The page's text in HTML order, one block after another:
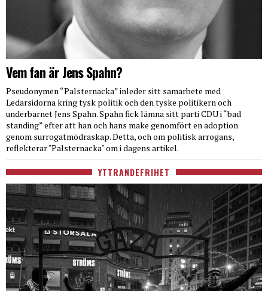
Vem fan är Jens Spahn?
Pseudonymen “Palsternacka” inleder sitt samarbete med
Ledarsidorna kring tysk politik och den tyske politikern och
underbarnet Jens Spahn. Spahn fick lämna sitt parti CDU i “bad
standing” efter att han och hans make genomfört en adoption
genom surrogatmödraskap. Detta, och om politisk arrogans,
reflekterar "Palsternacka" om i dagens artikel.
YTTRANDEFRIHET